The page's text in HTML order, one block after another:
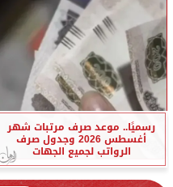
رسميًا.. موعد صرف مرتبات شهر
أغسطس 2026 وجدول صرف
الرواتب لجميع الجهات